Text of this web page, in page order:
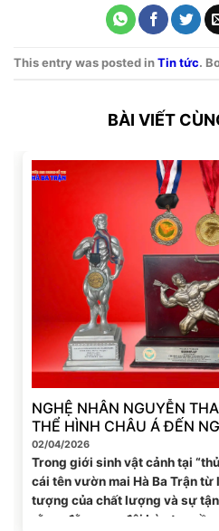
This entry was posted inTin tức.
BÀI VIẾT
NGHỆ NHÂN NGUYỄN
THỂ HÌNH CHÂU Á ĐẾN
MAI HÀ BA TRẬN THỦ ĐỨC
02/04/2026
Trong giới sinh vật cảnh tại
cái tên vườn mai Hà Ba Trận
tượng của chất lượng và sự
rằng, đằng sau đôi bàn tay sần